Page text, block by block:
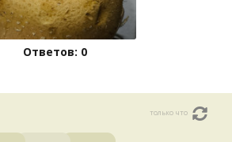
Ответов: 0
только что